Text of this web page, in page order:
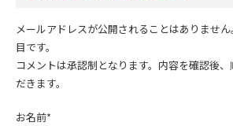
メールアドレスが公開されることはありません。
目です。
コメントは承認制となります。内容を確認後
だきます。
お名前*